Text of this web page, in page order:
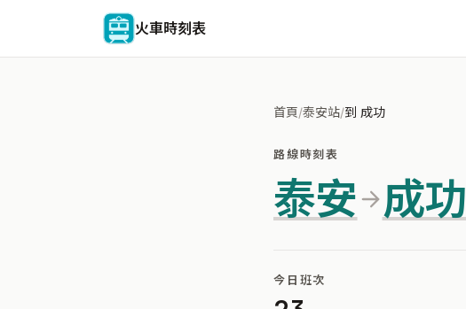
火車時刻表
首頁/泰安站/到 成功
路線時刻表
泰安 成功
今日班次